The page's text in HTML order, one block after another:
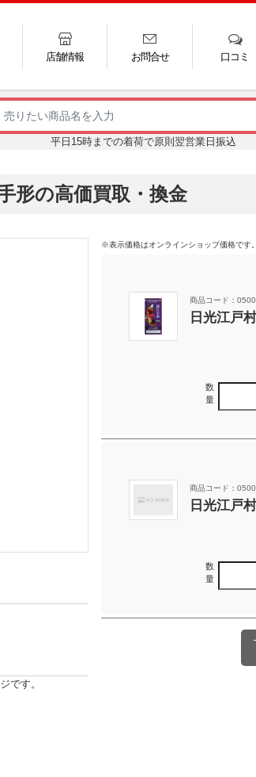
FAQ ご利用ガイド
店舗情報 お問合せ
LINE お電話 メール
口コミ
平日15時までの着荷で原則翌営業日振込
形の高価買取・換金
です。
※表示価格はオンラインショップ価格です
商品コード：
日光江戸
数
量
商品コード：
日光江戸
数
量